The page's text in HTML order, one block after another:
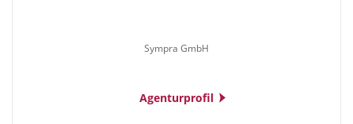
Sympra GmbH
Agenturprofil